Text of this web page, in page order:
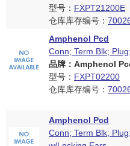
型号： FXPT21200E
仓库库存编号：
Amphenol Pcd
Conn; Term Blk;
品牌：Amphenol
型号： FXPT02200
仓库库存编号：
Amphenol Pcd
Conn; Term Blk;